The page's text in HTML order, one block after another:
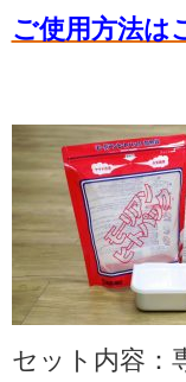
ご使用方法は
セット内容：